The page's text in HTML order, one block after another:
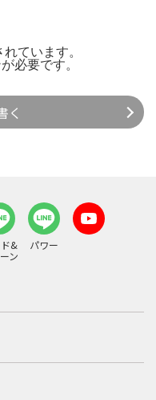
ています。
が必要です。
く
&
ン
パワー